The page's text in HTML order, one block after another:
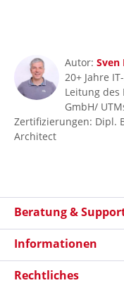
Autor: Sven
20+ Jahre
Leitung des
GmbH/
Zertifizierungen: Dipl.
Architect
Beratung &
Informationen
Rechtliches